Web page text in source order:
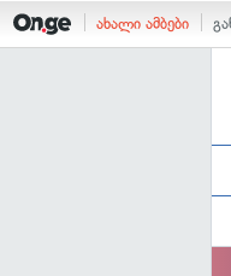
ახალი ამბები